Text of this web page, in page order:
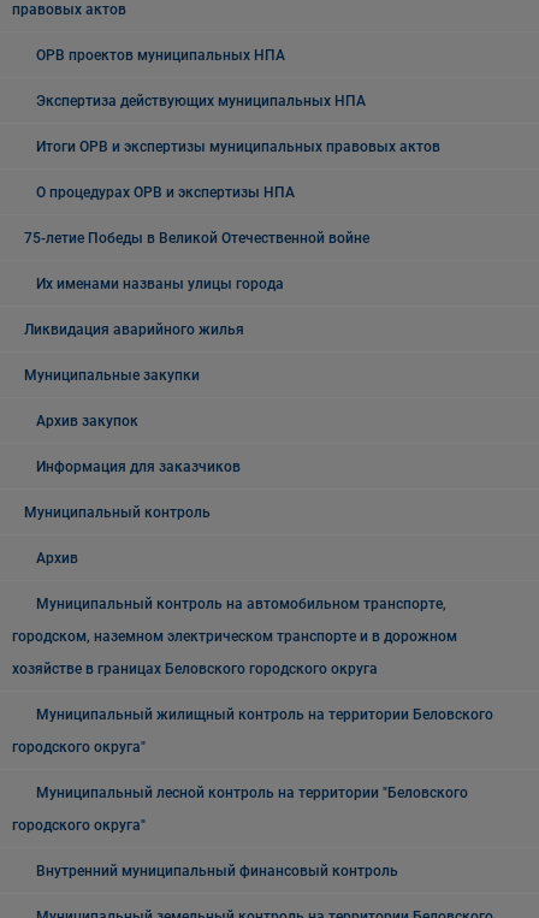
правовых актов
ОРВ проектов муниципальных НПА
Экспертиза действующих муниципальных НПА
Итоги ОРВ и экспертизы муниципальных правовых актов
О процедурах ОРВ и экспертизы НПА
75-летие Победы в Великой Отечественной войне
Их именами названы улицы города
Ликвидация аварийного жилья
Муниципальные закупки
Архив закупок
Информация для заказчиков
Муниципальный контроль
Архив
Муниципальный контроль на автомобильном транспорте,
городском, наземном электрическом транспорте и в дорожном
хозяйстве в границах Беловского городского округа
Муниципальный жилищный контроль на территории Беловского
городского округа"
Муниципальный лесной контроль на территории "Беловского
городского округа"
Внутренний муниципальный финансовый контроль